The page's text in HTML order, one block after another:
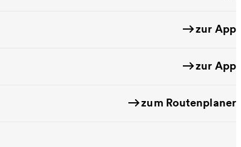
zur App
zur App
zum Routenplaner